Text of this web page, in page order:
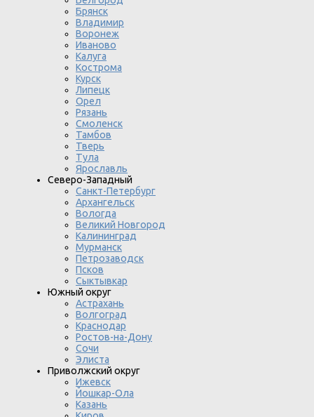
Брянск
Владимир
Воронеж
Иваново
Калуга
Кострома
Курск
Липецк
Орел
Рязань
Смоленск
Тамбов
Тверь
Тула
Ярославль
Северо-Западный
Санкт-Петербург
Архангельск
Вологда
Великий Новгород
Калининград
Мурманск
Петрозаводск
Псков
Сыктывкар
Южный округ
Астрахань
Волгоград
Краснодар
Ростов-на-Дону
Сочи
Элиста
Приволжский округ
Ижевск
Йошкар-Ола
Казань